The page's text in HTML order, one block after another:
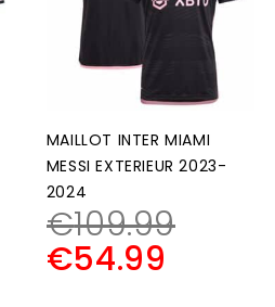
MAILLOT INTER MIAMI
MESSI EXTERIEUR 2023-
2024
€109.99
€54.99